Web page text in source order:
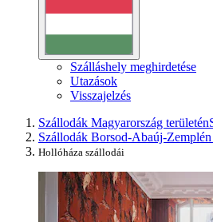
Szálláshely meghirdetése
Utazások
Visszajelzés
Szállodák Magyarország területén
Szállodák Borsod-Abaúj-Zemplén
Hollóháza szállodái